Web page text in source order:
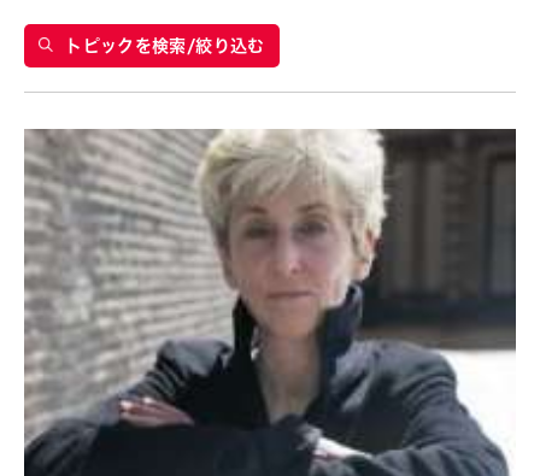
Elise Thoron
Miyeko Murase
Shuji Takashina
タグ
Alumni-News
トピックを絞り込む
トピックを検索/絞り込む